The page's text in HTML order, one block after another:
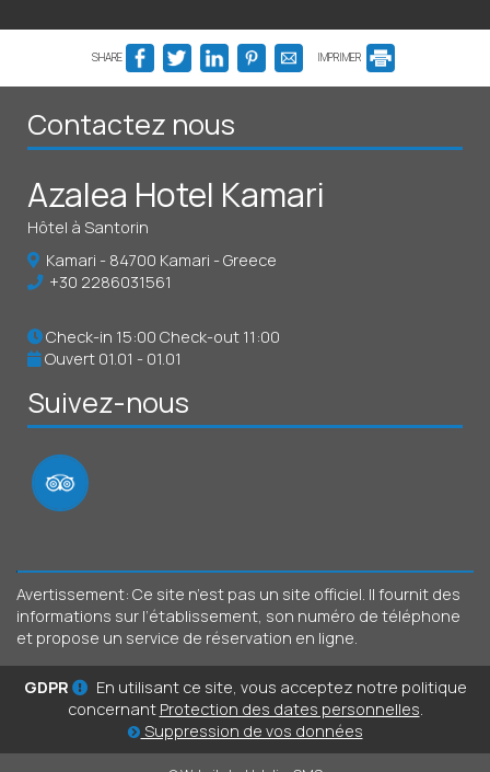
SHARE IMPRIMER
Contactez nous
Azalea Hotel Kamari
Hôtel à Santorin
Kamari - 84700 Kamari - Greece
+30 2286031561
Check-in 15:00 Check-out 11:00
Ouvert 01.01 - 01.01
Suivez-nous
Avertissement: Ce site n’est pas un site officiel. Il fournit des
informations sur l’établissement, son numéro de téléphone
et propose un service de réservation en ligne.
GDPR
En utilisant ce site, vous acceptez notre politique
concernant Protection des dates personnelles.
Suppression de vos données